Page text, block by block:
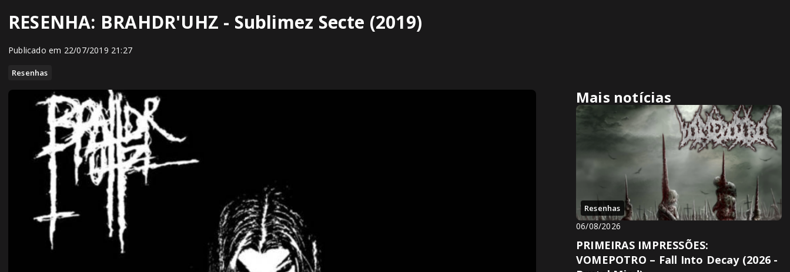
RESENHA: BRAHDR'UHZ - Sublimez Secte (2019)
Publicado em 22/07/2019 21:27
Resenhas
Mais notícias
Resenhas
06/08/2026
PRIMEIRAS IMPRESSÕES:
VOMEPOTRO – Fall Into Decay (2026 -